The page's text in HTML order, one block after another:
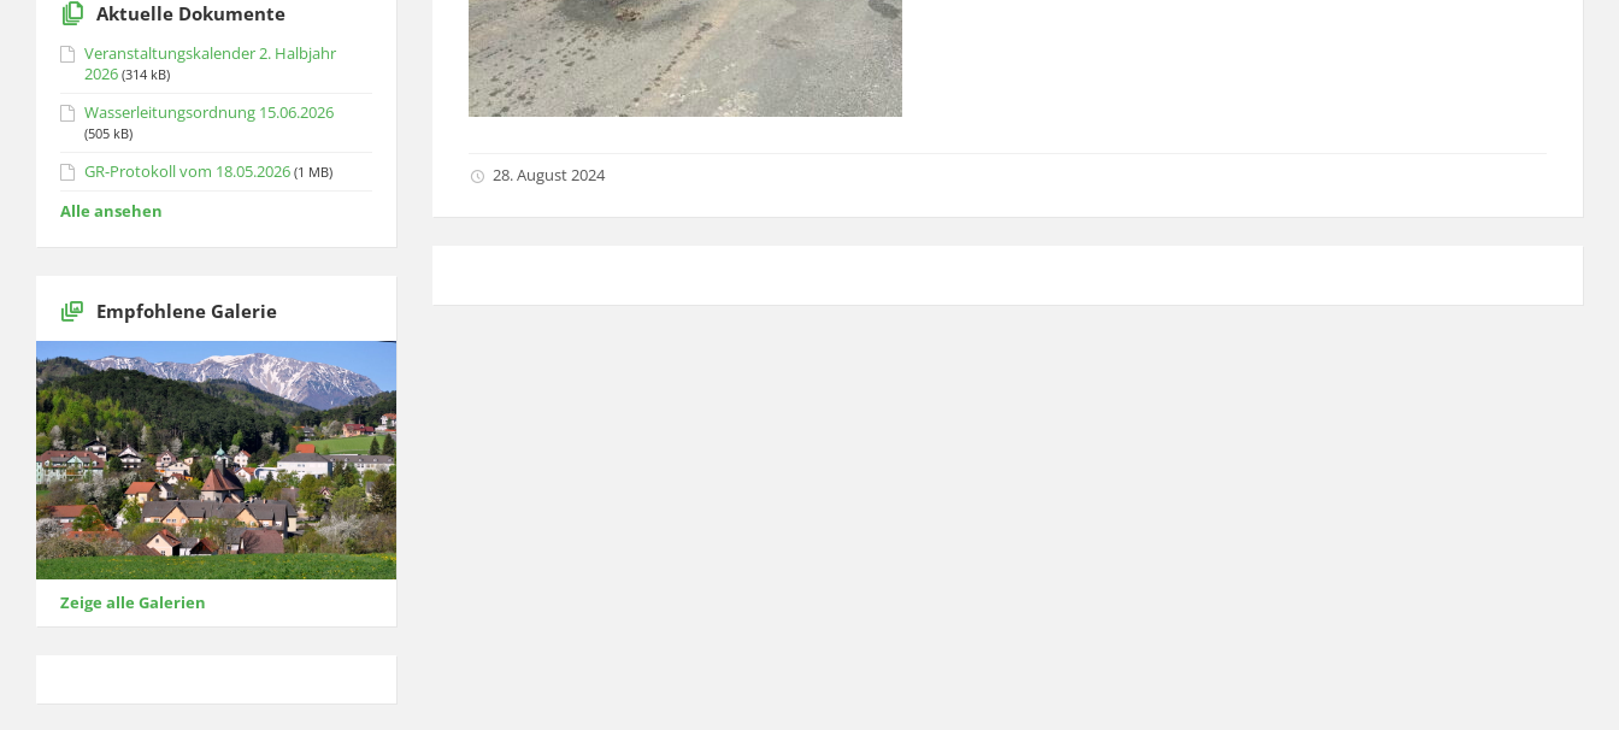
28. August 2024
Aktuelle Dokumente
Veranstaltungskalender 2. Halbjahr
2026 (314 kB)
Wasserleitungsordnung 15.06.2026
(505 kB)
GR-Protokoll vom 18.05.2026 (1 MB)
Alle ansehen
Empfohlene Galerie
Zeige alle Galerien